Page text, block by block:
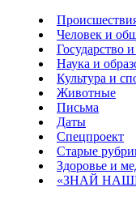
Человек и
Государство
Наука и
Культура и
Животные
Письма
Даты
Спецпроект
Старые
Здоровье и
«ЗНАЙ